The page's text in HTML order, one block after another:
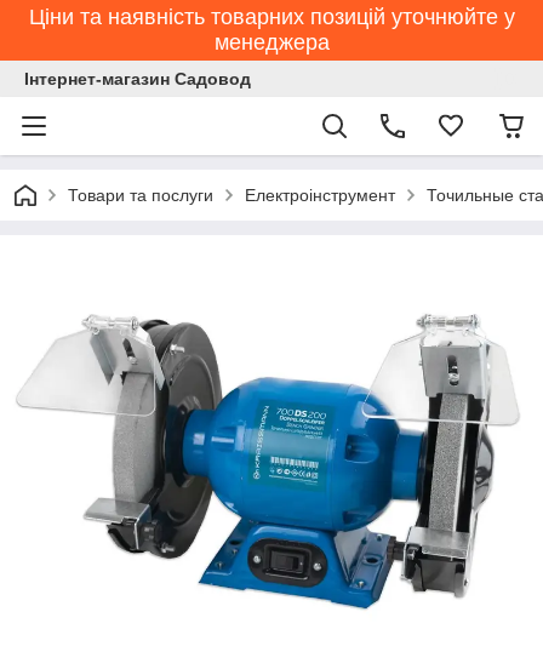
Ціни та наявність товарних позицій уточнюйте у
менеджера
Інтернет-магазин Садовод
Товари та послуги Електроінструмент Точильные